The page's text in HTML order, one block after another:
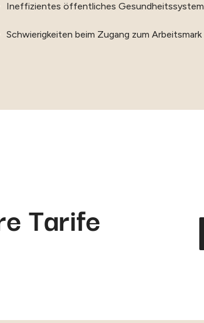
Ineffizientes öffentliches Gesundheitssystem
Schwierigkeiten beim Zugang zum Arbeitsmark
Tarife